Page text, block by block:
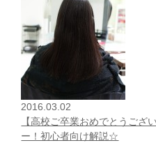
2016.03.02
【高校ご卒業おめでとうござ
ー！初心者向け解説☆